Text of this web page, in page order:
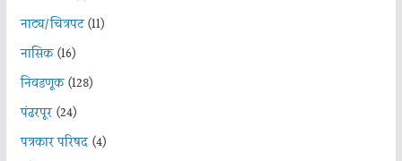
नाट्य/चित्रपट(11)
नासिक(16)
निवडणूक(128)
पंढरपूर(24)
पत्रकार परिषद(4)